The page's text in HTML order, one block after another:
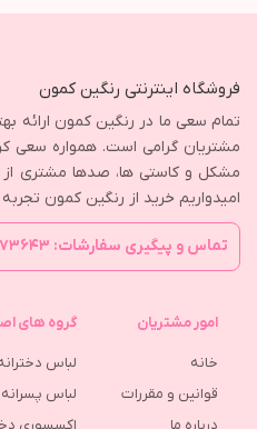
فروشگاه اینترنتی رنگین کمون
تمام سعی ما در رنگین کمون ارائه
مشتریان گرامی است. همواره سعی
مشکل و کاستی ها، صدها مشتری از
امیدواریم خرید از رنگین کمون
تماس و پیگیری سفارشات: ۶۲۷۳۶۴۳-۰۹۱۹
امور مشتریان
خانه
قوانین و مقررات
درباره ما
گروه های
لباس
لباس پسرانه
اکسسوری